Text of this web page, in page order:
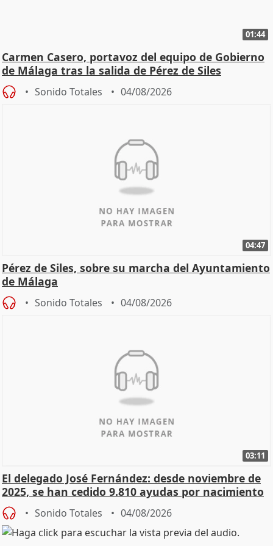
01:44
Carmen Casero, portavoz del equipo de Gobierno
de Málaga tras la salida de Pérez de Siles
Sonido Totales 04/08/2026
04:47
Pérez de Siles, sobre su marcha del Ayuntamiento
de Málaga
Sonido Totales 04/08/2026
03:11
El delegado José Fernández: desde noviembre de
2025, se han cedido 9.810 ayudas por nacimiento
Sonido Totales 04/08/2026